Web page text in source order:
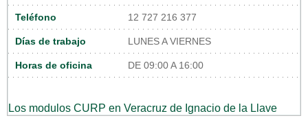
Teléfono 12 727 216 377
Días de trabajo LUNES A VIERNES
Horas de oficina DE 09:00 A 16:00
Los modulos CURP en Veracruz de Ignacio de la Llave